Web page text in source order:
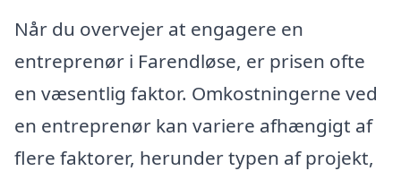
Når du overvejer at engagere en
entreprenør i Farendløse, er prisen ofte
en væsentlig faktor. Omkostningerne ved
en entreprenør kan variere afhængigt af
flere faktorer, herunder typen af projekt,